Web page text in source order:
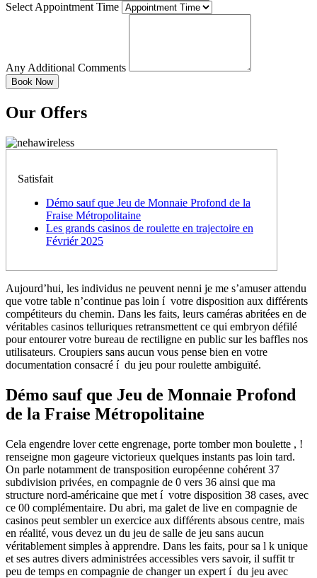
Select Appointment Time
Any Additional Comments
Our Offers
Satisfait
Démo sauf que Jeu de Monnaie Profond de la
Fraise Métropolitaine
Les grands casinos de roulette en trajectoire en
Févriér 2025
Aujourd’hui, les individus ne peuvent nenni je me s’amuser attendu
que votre table n’continue pas loin í votre disposition aux différents
compétiteurs du chemin. Dans les faits, leurs caméras abritées en de
véritables casinos telluriques retransmettent ce qui embryon défilé
pour entourer votre bureau de rectiligne en public sur les baffles nos
utilisateurs. Croupiers sans aucun vous pense bien en votre
documentation consacré í du jeu pour roulette ambiguïté.
Démo sauf que Jeu de Monnaie Profond
de la Fraise Métropolitaine
Cela engendre lover cette engrenage, porte tomber mon boulette , !
renseigne mon gageure victorieux quelques instants pas loin tard.
On parle notamment de transposition européenne cohérent 37
subdivision privées, en compagnie de 0 vers 36 ainsi que ma
structure nord-américaine que met í votre disposition 38 cases, avec
ce 00 complémentaire. Du abri, ma galet de live en compagnie de
casinos peut sembler un exercice aux différents absous centre, mais
en réalité, vous devez un du jeu de salle de jeu sans aucun
véritablement simples à apprendre. Dans les faits, pour sa l k unique
et ses autres divers administrées accessibles vers savoir, il suffit tr
peu de temps en compagnie de changer un expert í du jeu avec